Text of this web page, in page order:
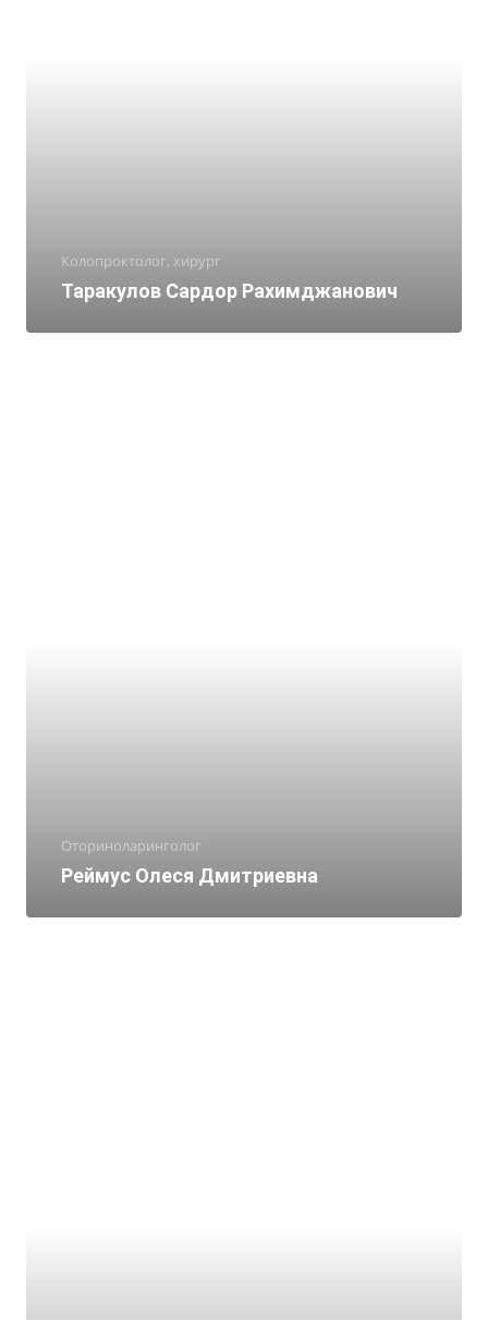
Колопроктолог, хирург
Таракулов Сардор Рахимджанович
Оториноларинголог
Реймус Олеся Дмитриевна